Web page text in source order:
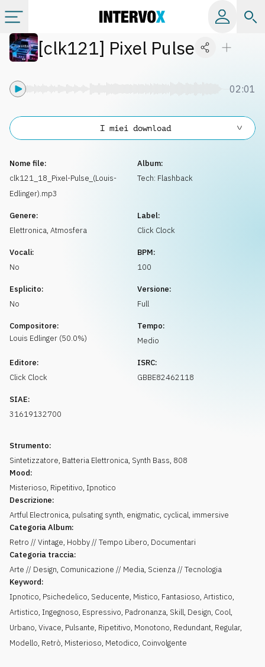
Categorie
Album
Playlist
Licenze
Info
[clk121] Pixel Pulse
02:01
Nome file:
clk121_18_Pixel-Pulse_(Louis-
Edlinger).mp3
Album:
Tech: Flashback
Genere:
Elettronica, Atmosfera
Label:
Click Clock
Vocali:
No
BPM:
100
Esplicito:
No
Versione:
Full
Compositore:
Louis Edlinger (50.0%)
Tempo:
Medio
Editore:
Click Clock
ISRC:
GBBE82462118
SIAE:
31619132700
Strumento:
Sintetizzatore, Batteria Elettronica, Synth Bass, 808
Mood:
Misterioso, Ripetitivo, Ipnotico
Descrizione:
Artful Electronica, pulsating synth, enigmatic, cyclical, immersive
Categoria Album:
Retro // Vintage, Hobby // Tempo Libero, Documentari
Categoria traccia:
Arte // Design, Comunicazione // Media, Scienza // Tecnologia
Keyword:
Ipnotico, Psichedelico, Seducente, Mistico, Fantasioso, Artistico,
Artistico, Ingegnoso, Espressivo, Padronanza, Skill, Design, Cool,
Urbano, Vivace, Pulsante, Ripetitivo, Monotono, Redundant, Regular,
Modello, Retrò, Misterioso, Metodico, Coinvolgente
I miei download